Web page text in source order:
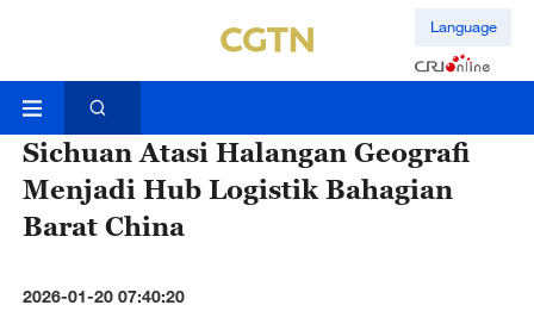
Language
Sichuan Atasi Halangan Geografi
Menjadi Hub Logistik Bahagian
Barat China
2026-01-20 07:40:20